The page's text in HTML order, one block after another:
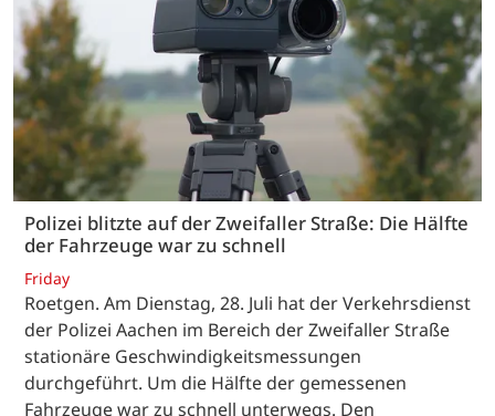
Polizei blitzte auf der Zweifaller Straße: Die Hälfte
der Fahrzeuge war zu schnell
Friday
Roetgen. Am Dienstag, 28. Juli hat der Verkehrsdienst
der Polizei Aachen im Bereich der Zweifaller Straße
stationäre Geschwindigkeitsmessungen
durchgeführt. Um die Hälfte der gemessenen
Fahrzeuge war zu schnell unterwegs. Den